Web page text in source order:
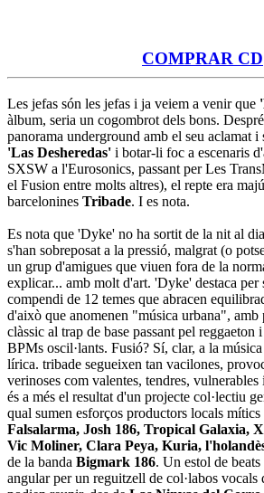
COMPRAR CD
Les jefas són les jefas i ja veiem a venir que
àlbum, seria un cogombrot dels bons.
panorama underground amb el seu aclamat i
'Las Desheredas' i botar-li foc a escenaris
SXSW a l'Eurosonics, passant per Les
el Fusion entre molts altres), el repte era
barcelonines Tribade. I es nota.
Es nota que 'Dyke' no ha sortit de la nit al
s'han sobreposat a la pressió, malgrat (o
un grup d'amigues que viuen fora de la
explicar... amb molt d'art. 'Dyke' destaca per
compendi de 12 temes que abracen
d'això que anomenen "música urbana", amb
clàssic al trap de base passant pel reggaeton
BPMs oscil·lants. Fusió? Sí, clar, a la
lírica. tribade segueixen tan vacilones,
verinoses com valentes, tendres,
és a més el resultat d'un projecte col·lectiu
qual sumen esforços productors locals
Falsalarma, Josh 186, Tropical Galaxia,
Vic Moliner, Clara Peya, Kuria,
de la banda Bigmark 186. Un estol de
angular per un reguitzell de col·labos vocals